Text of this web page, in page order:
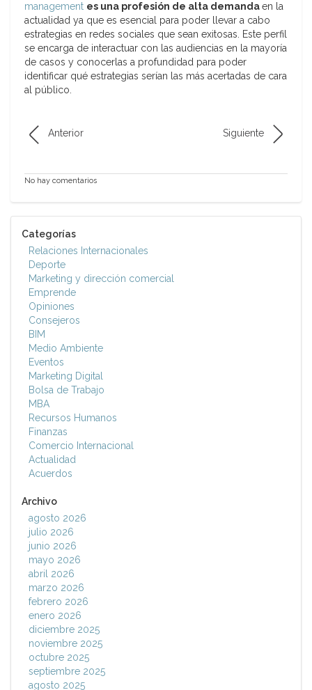
management es una profesión de alta demandaen la
actualidad ya que es esencial para poder llevar a cabo
estrategias en redes sociales que sean exitosas. Este perfil
se encarga de interactuar con las audiencias en la mayoría
de casos y conocerlas a profundidad para poder
identificar qué estrategias serían las más acertadas de cara
al público.
Anterior Siguiente
No hay comentarios
Categorías
Relaciones Internacionales
Deporte
Marketing y dirección comercial
Emprende
Opiniones
Consejeros
BIM
Medio Ambiente
Eventos
Marketing Digital
Bolsa de Trabajo
MBA
Recursos Humanos
Finanzas
Comercio Internacional
Actualidad
Acuerdos
Archivo
agosto 2026
julio 2026
junio 2026
mayo 2026
abril 2026
marzo 2026
febrero 2026
enero 2026
diciembre 2025
noviembre 2025
octubre 2025
septiembre 2025
agosto 2025